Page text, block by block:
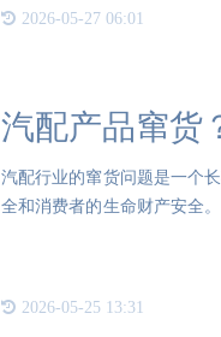
2026-05-27 06:01
汽配产品窜货
汽配行业的窜货问题是一个
全和消费者的生命财产安全
2026-05-25 13:31